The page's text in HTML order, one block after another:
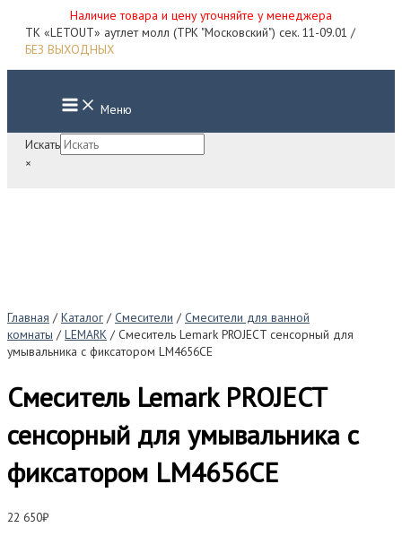
Наличие товара и цену уточняйте у менеджера
Перейти
ТК «LETOUT» аутлет молл (ТРК "Московский") сек. 11-09.01 /
БЕЗ ВЫХОДНЫХ
Main
Menu Меню
Искать
×
Главная / Каталог / Смесители / Смесители для ванной
комнаты / LEMARK / Смеситель Lemark PROJECT сенсорный для
умывальника с фиксатором LM4656СЕ
Смеситель Lemark PROJECT
сенсорный для умывальника с
фиксатором LM4656СЕ
22 650₽